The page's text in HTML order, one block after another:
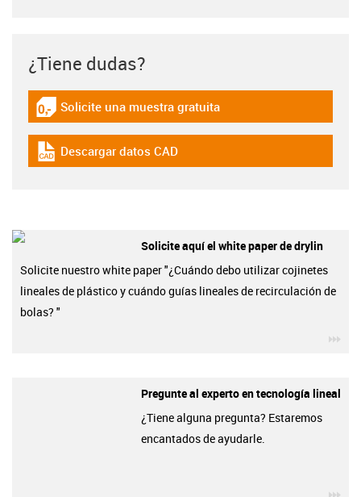
¿Tiene dudas?
igus-icon-gratismuster
Solicite una muestra gratuita
igus-icon-cad-dateien
Descargar datos CAD
Solicite aquí el white paper de drylin
Solicite nuestro white paper "¿Cuándo debo utilizar cojinetes
lineales de plástico y cuándo guías lineales de recirculación de
bolas? "
Pregunte al experto en tecnología lineal
¿Tiene alguna pregunta? Estaremos
encantados de ayudarle.